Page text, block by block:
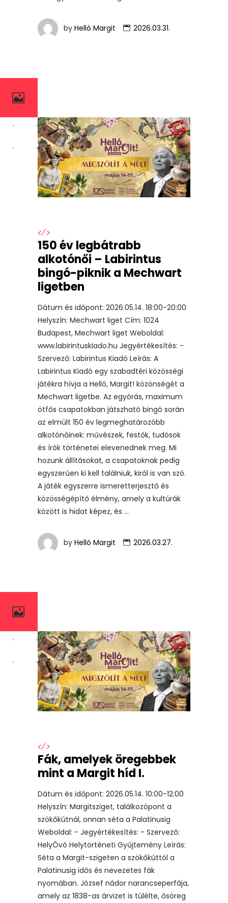
by Helló Margit 2026.03.31.
</>
150 év legbátrabb
alkotónői – Labirintus
bingó-piknik a Mechwart
ligetben
Dátum és időpont: 2026.05.14. 18:00-20:00
Helyszín: Mechwart liget Cím: 1024
Budapest, Mechwart liget Weboldal:
www.labirintuskiado.hu Jegyértékesítés: -
Szervező: Labirintus Kiadó Leírás: A
Labirintus Kiadó egy szabadtéri közösségi
játékra hívja a Helló, Margit! közönségét a
Mechwart ligetbe. Az egyórás, maximum
ötfős csapatokban játszható bingó során
az elmúlt 150 év legmeghatározóbb
alkotónőinek: művészek, festők, tudósok
és írók történetei elevenednek meg. Mi
hozunk állításokat, a csapatoknak pedig
egyszerűen ki kell találniuk, kiről is van szó.
A játék egyszerre ismeretterjesztő és
közösségépítő élmény, amely a kultúrák
között is hidat képez, és
by Helló Margit 2026.03.27.
</>
Fák, amelyek öregebbek
mint a Margit híd I.
Dátum és időpont: 2026.05.14. 10:00-12:00
Helyszín: Margitsziget, találkozópont a
szökőkútnál, onnan séta a Palatinusig
Weboldal: - Jegyértékesítés: - Szervező:
HelyÓvó Helytörténeti Gyűjtemény Leírás:
Séta a Margit-szigeten a szökőkúttól a
Palatinusig idős és nevezetes fák
nyomában. József nádor narancseperfája,
amely az 1838-as árvizet is túlélte, ősöreg